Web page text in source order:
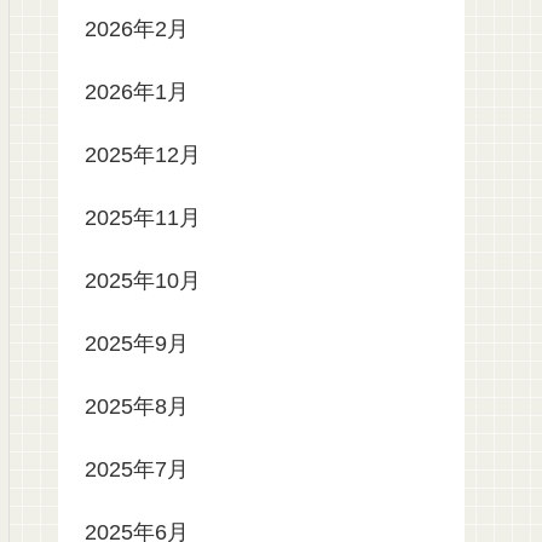
2026年2月
2026年1月
2025年12月
2025年11月
2025年10月
2025年9月
2025年8月
2025年7月
2025年6月